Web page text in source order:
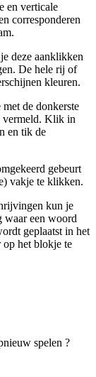
en verticale
corresponderen
deze aanklikken
De hele rij of
kleuren.
de donkerste
vermeld. Klik in
en tik de
gebeurt
vakje te klikken.
kun je
waar een woord
geplaatst in het
op het blokje te
spelen ?